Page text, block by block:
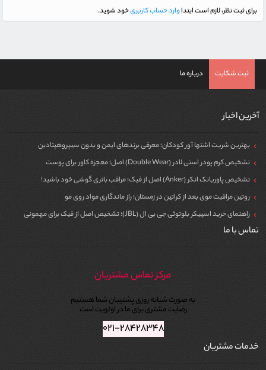
برای ثبت نظر، لازم است ابتداوارد حساب کاربریخود شوید.
ثبت شکایت درباره ما
آخرین اخبار
بهترین شربت اشتها آور کودکان؛ معرفی برندهای ایمن و بدون سیپروهپتادین
تشخیص کرم پودر استی لادر (Double Wear) اصل؛ معجزه کاور برای پوست
تشخیص پاوربانک انکر (Anker) اصل از فیک؛ مراقب باتری گوشی خود باشید!
روتین مراقبت موی بعد از کراتین در زمستان؛ راز ماندگاری مواد روی مو
راهنمای خرید اسپیکر بلوتوثی جی بی ال (JBL)؛ تشخیص اصل از فیک برای مهمونی
تماس با ما
مرکز تماس مشتریان
به صورت شبانه روزی پشتیبان شما هستیم
رضایت مشتری برای ما در اولویت است
۰۲۱-۲۸۴۲۸۳۴۸
خدمات مشتریان